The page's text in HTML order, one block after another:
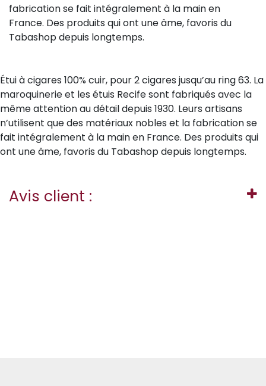
fabrication se fait intégralement à la main en
France. Des produits qui ont une âme, favoris du
Tabashop depuis longtemps.
Étui à cigares 100% cuir, pour 2 cigares jusqu’au ring 63. La
maroquinerie et les étuis Recife sont fabriqués avec la
même attention au détail depuis 1930. Leurs artisans
n’utilisent que des matériaux nobles et la fabrication se
fait intégralement à la main en France. Des produits qui
ont une âme, favoris du Tabashop depuis longtemps.
Avis client :